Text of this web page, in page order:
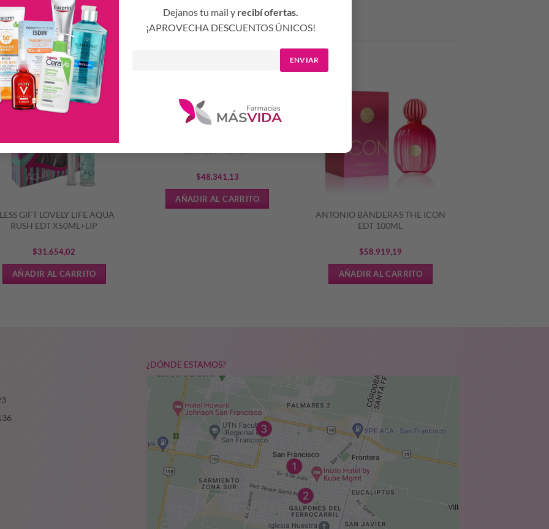
Dejanos tu mail y recibí ofertas.
¡APROVECHA DESCUENTOS ÚNICOS!
ENVIAR
Productos Relacionados
GIFT LOVELY LIFE AQUA
RUSH EDT X50ML+LIP
$31.654,02
AÑADIR AL CARRITO
$48.341,13
AÑADIR AL CARRITO
ANTONIO BANDERAS THE ICON
EDT 100ML
$58.919,19
AÑADIR AL CARRITO
¿DÓNDE ESTAMOS?